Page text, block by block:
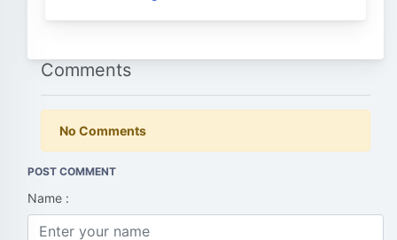
Comments
No Comments
POST COMMENT
Name :